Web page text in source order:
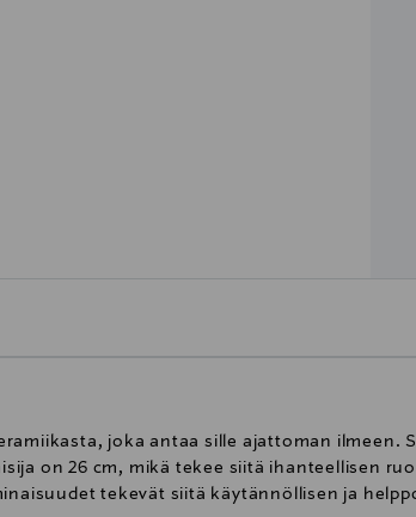
joka antaa sille ajattoman ilmeen.
on 26 cm, mikä tekee siitä ihanteellisen
tekevät siitä käytännöllisen ja